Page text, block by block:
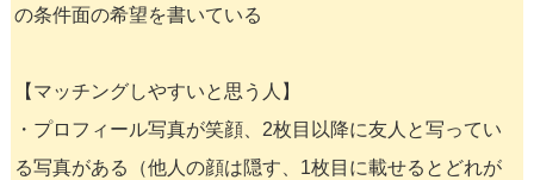
の条件面の希望を書いている
【マッチングしやすいと思う人】
・プロフィール写真が笑顔、2枚目以降に友人と写ってい
る写真がある（他人の顔は隠す、1枚目に載せるとどれが